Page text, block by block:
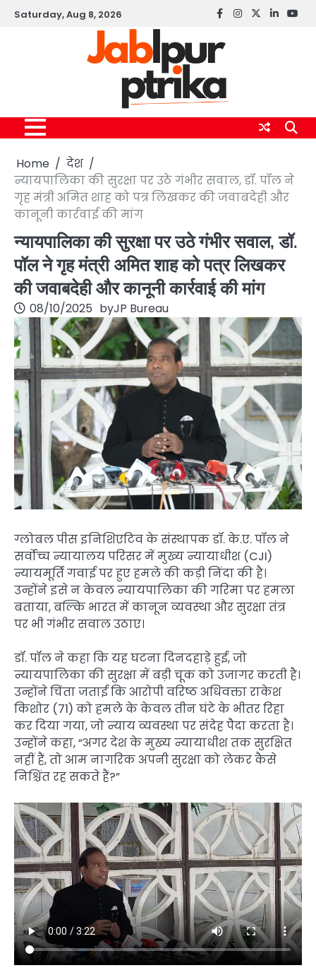
SkipSaturday, Aug 8, 2026 Facebook
instagram
twitterlinkedin
Home
देश
न्यायपालिका की सुरक्षा पर उठे गंभीर सवाल, डॉ. पॉल ने
गृह मंत्री अमित शाह को पत्र लिखकर की जवाबदेही और
कानूनी कार्रवाई की मांग
न्यायपालिका की सुरक्षा पर उठे गंभीर सवाल, डॉ.
पॉल ने गृह मंत्री अमित शाह को पत्र लिखकर
की जवाबदेही और कानूनी कार्रवाई की मांग
08/10/2025 byJP Bureau
ग्लोबल पीस इनिशिएटिव के संस्थापक डॉ. के.ए. पॉल ने
सर्वोच्च न्यायालय परिसर में मुख्य न्यायाधीश (CJI)
न्यायमूर्ति गवाई पर हुए हमले की कड़ी निंदा की है।
उन्होंने इसे न केवल न्यायपालिका की गरिमा पर हमला
बताया, बल्कि भारत में कानून व्यवस्था और सुरक्षा तंत्र
पर भी गंभीर सवाल उठाए।
डॉ. पॉल ने कहा कि यह घटना दिनदहाड़े हुई, जो
न्यायपालिका की सुरक्षा में बड़ी चूक को उजागर करती है।
उन्होंने चिंता जताई कि आरोपी वरिष्ठ अधिवक्ता राकेश
किशोर (71) को हमले के केवल तीन घंटे के भीतर रिहा
कर दिया गया, जो न्याय व्यवस्था पर संदेह पैदा करता है।
उन्होंने कहा, “अगर देश के मुख्य न्यायाधीश तक सुरक्षित
नहीं हैं, तो आम नागरिक अपनी सुरक्षा को लेकर कैसे
निश्चिंत रह सकते हैं?”